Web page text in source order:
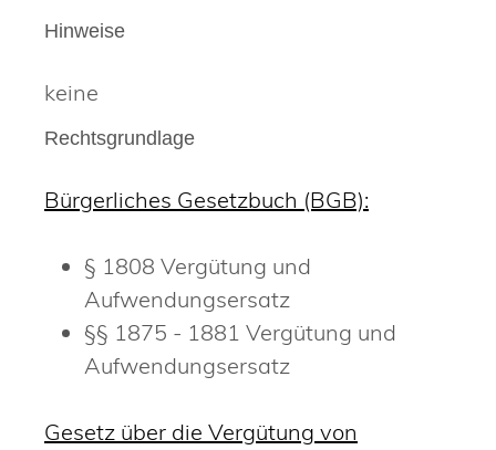
Hinweise
keine
Rechtsgrundlage
Bürgerliches Gesetzbuch (BGB):
§ 1808 Vergütung und
Aufwendungsersatz
§§ 1875 - 1881 Vergütung und
Aufwendungsersatz
Gesetz über die Vergütung von